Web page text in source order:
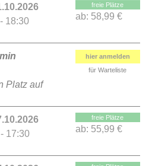
18:30
freie Plätze
ab: 58,99 €
Platz auf
hier anmelden
für Warteliste
17:30
freie Plätze
ab: 55,99 €